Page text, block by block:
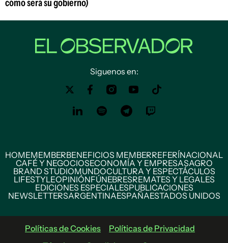
Siguenos en:
HOMEMEMBERBENEFICIOS MEMBERREFERÍNACIONAL
CAFÉ Y NEGOCIOSECONOMÍA Y EMPRESASAGRO
BRAND STUDIOMUNDOCULTURA Y ESPECTÁCULOS
LIFESTYLEOPINIÓNFÚNEBRESREMATES Y LEGALES
EDICIONES ESPECIALESPUBLICACIONES
NEWSLETTERSARGENTINAESPAÑAESTADOS UNIDOS
Políticas de Cookies
Políticas de Privacidad